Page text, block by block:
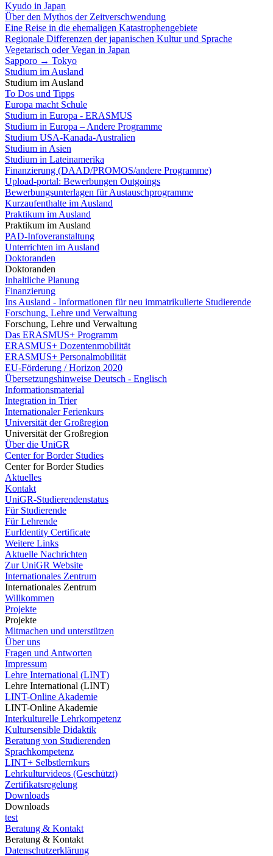
Kyudo in Japan
Über den Mythos der Zeitverschwendung
Eine Reise in die ehemaligen Katastrophengebiete
Regionale Differenzen der japanischen Kultur und Sprache
Vegetarisch oder Vegan in Japan
Sapporo → Tokyo
Studium im Ausland
Studium im Ausland
To Dos und Tipps
Europa macht Schule
Studium in Europa - ERASMUS
Studium in Europa – Andere Programme
Studium USA-Kanada-Australien
Studium in Asien
Studium in Lateinamerika
Finanzierung (DAAD/PROMOS/andere Programme)
Upload-portal: Bewerbungen Outgoings
Bewerbungsunterlagen für Austauschprogramme
Kurzaufenthalte im Ausland
Praktikum im Ausland
Praktikum im Ausland
PAD-Infoveranstaltung
Unterrichten im Ausland
Doktoranden
Doktoranden
Inhaltliche Planung
Finanzierung
Ins Ausland - Informationen für neu immatrikulierte Studierende
Forschung, Lehre und Verwaltung
Forschung, Lehre und Verwaltung
Das ERASMUS+ Programm
ERASMUS+ Dozentenmobilität
ERASMUS+ Personalmobilität
EU-Förderung / Horizon 2020
Übersetzungshinweise Deutsch - Englisch
Informationsmaterial
Integration in Trier
Internationaler Ferienkurs
Universität der Großregion
Universität der Großregion
Über die UniGR
Center for Border Studies
Center for Border Studies
Aktuelles
Kontakt
UniGR-Studierendenstatus
Für Studierende
Für Lehrende
EurIdentity Certificate
Weitere Links
Aktuelle Nachrichten
Zur UniGR Website
Internationales Zentrum
Internationales Zentrum
Willkommen
Projekte
Projekte
Mitmachen und unterstützen
Über uns
Fragen und Antworten
Impressum
Lehre International (LINT)
Lehre International (LINT)
LINT-Online Akademie
LINT-Online Akademie
Interkulturelle Lehrkompetenz
Kultursensible Didaktik
Beratung von Studierenden
Sprachkompetenz
LINT+ Selbstlernkurs
Lehrkulturvideos (Geschützt)
Zertifikatsregelung
Downloads
Downloads
test
Beratung & Kontakt
Beratung & Kontakt
Datenschutzerklärung